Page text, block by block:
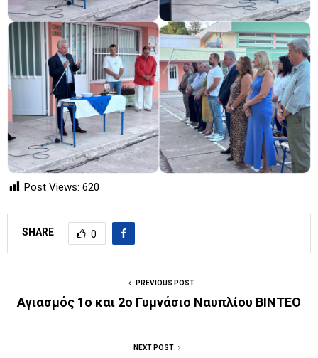
Post Views: 620
SHARE 0
PREVIOUS POST
Αγιασμός 1ο και 2ο Γυμνάσιο Ναυπλίου BINTEO
NEXT POST